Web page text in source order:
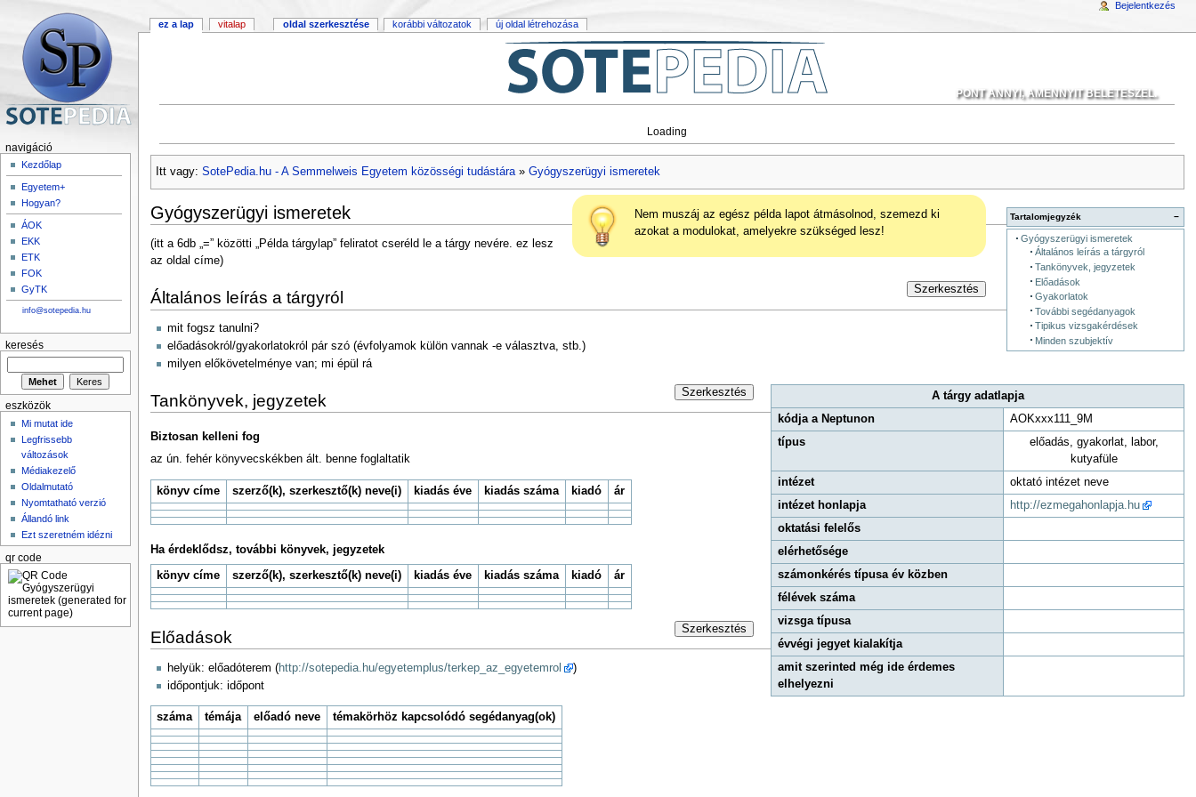
PONT ANNYI, AMENNYIT BELETESZEL.
Loading
Itt vagy: SotePedia.hu - A Semmelweis Egyetem közösségi tudástára» Gyógyszerügyi ismeretek
−
Tartalomjegyzék
Gyógyszerügyi ismeretek
Általános leírás a tárgyról
Tankönyvek, jegyzetek
Előadások
Gyakorlatok
További segédanyagok
Tipikus vizsgakérdések
Minden szubjektív
Nem muszáj az egész példa lapot átmásolnod, szemezd ki
azokat a modulokat, amelyekre szükséged lesz!
Gyógyszerügyi ismeretek
(itt a 6db „=” közötti „Példa tárgylap” feliratot cseréld le a tárgy nevére. ez lesz
az oldal címe)
Szerkesztés
Általános leírás a tárgyról
mit fogsz tanulni?
előadásokról/gyakorlatokról pár szó (évfolyamok külön vannak -e választva, stb.)
milyen előkövetelménye van; mi épül rá
A tárgy adatlapja
kódja a Neptunon
AOKxxx111_9M
típus
előadás, gyakorlat, labor,
kutyafüle
intézet
oktató intézet neve
intézet honlapja
http://ezmegahonlapja.hu
oktatási felelős
elérhetősége
számonkérés típusa év közben
félévek száma
vizsga típusa
évvégi jegyet kialakítja
amit szerinted még ide érdemes
elhelyezni
Szerkesztés
Tankönyvek, jegyzetek
Biztosan kelleni fog
az ún. fehér könyvecskékben ált. benne foglaltatik
könyv címe szerző(k), szerkesztő(k) neve(i) kiadás éve kiadás száma kiadó ár
Ha érdeklődsz, további könyvek, jegyzetek
könyv címe szerző(k), szerkesztő(k) neve(i) kiadás éve kiadás száma kiadó ár
Szerkesztés
Előadások
helyük: előadóterem (http://sotepedia.hu/egyetemplus/terkep_az_egyetemrol
)
időpontjuk: időpont
száma témája előadó neve témakörhöz kapcsolódó segédanyag(ok)
ez a lap vitalap oldal szerkesztése korábbi változatok új oldal létrehozása
Bejelentkezés
navigáció
Kezdőlap
Egyetem+
Hogyan?
ÁOK
EKK
ETK
FOK
GyTK
info@sotepedia.hu
keresés
eszközök
Mi mutat ide
Legfrissebb
változások
Médiakezelő
Oldalmutató
Nyomtatható verzió
Állandó link
Ezt szeretném idézni
qr code